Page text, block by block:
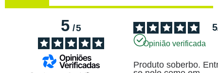
5/5 5
Opinião verificada
Produto soberbo.